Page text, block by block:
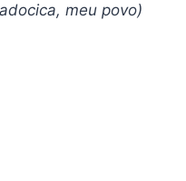
meu povo)